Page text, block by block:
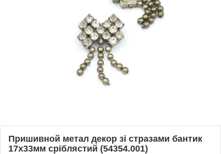
Пришивной метал декор зі стразами бантик
17х33мм сріблястий (54354.001)